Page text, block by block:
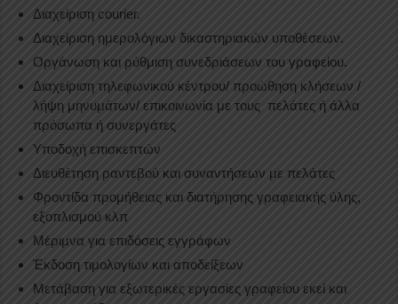
Διαχείριση courier.
Διαχείριση ημερολόγιων δικαστηριακών υποθέσεων.
Οργάνωση και ρύθμιση συνεδριάσεων του γραφείου.
Διαχείριση τηλεφωνικού κέντρου/ προώθηση κλήσεων /
λήψη μηνυμάτων/ επικοινωνία με τους πελάτες ή άλλα
πρόσωπα ή συνεργάτες
Υποδοχή επισκεπτών
Διευθέτηση ραντεβού και συναντήσεων με πελάτες
Φροντίδα προμήθειας και διατήρησης γραφειακής ύλης,
εξοπλισμού κλπ
Μέριμνα για επιδόσεις εγγράφων
Έκδοση τιμολογίων και αποδείξεων
Μετάβαση για εξωτερικές εργασίες γραφείου εκεί και